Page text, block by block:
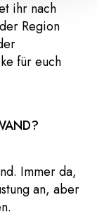
ihr nach
Region
für euch
Immer da,
an, aber